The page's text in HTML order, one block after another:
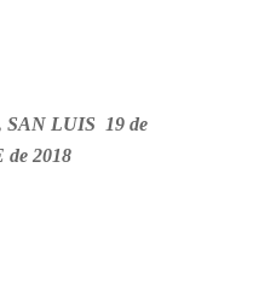
SAN LUIS 19 de
2018